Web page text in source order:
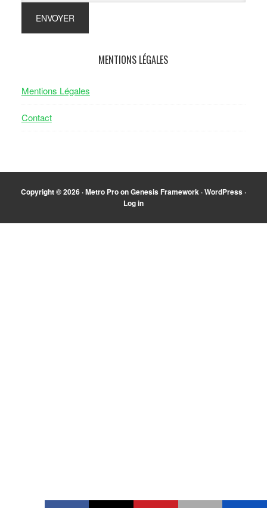
MENTIONS LÉGALES
Mentions Légales
Contact
Copyright © 2026 ·Metro ProonGenesis Framework ·WordPress ·
Log in